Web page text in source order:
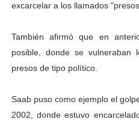
Campo Elías avanza con
Encuentro estadal
Gobernador Arnaldo
excarcelar a los llamados
También afirmó que en
posible, donde se vulneraban
presos de tipo político.
Saab puso como ejemplo el
2002, donde estuvo